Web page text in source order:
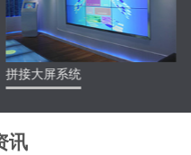
拼接大屏系统
讯